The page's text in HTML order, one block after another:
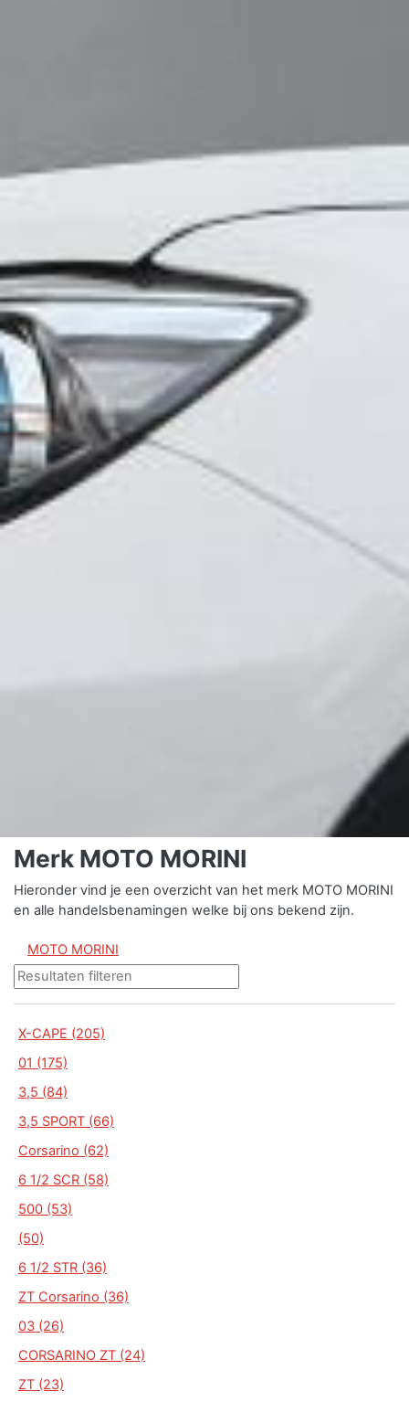
Merk MOTO MORINI
Hieronder vind je een overzicht van het merk MOTO MORINI
en alle handelsbenamingen welke bij ons bekend zijn.
MOTO MORINI
X-CAPE (205)
01 (175)
3,5 (84)
3,5 SPORT (66)
Corsarino (62)
6 1/2 SCR (58)
500 (53)
(50)
6 1/2 STR (36)
ZT Corsarino (36)
03 (26)
CORSARINO ZT (24)
ZT (23)